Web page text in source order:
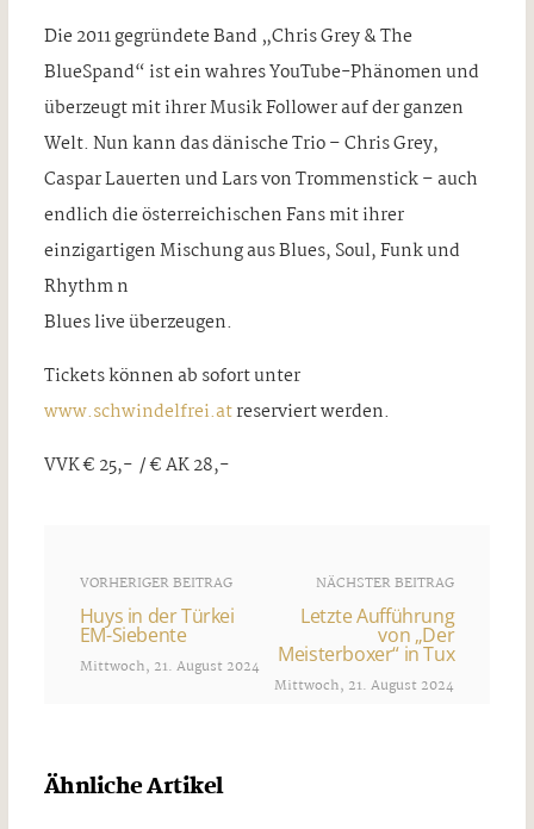
Die 2011 gegründete Band „Chris Grey & The
BlueSpand“ ist ein wahres YouTube-Phänomen und
überzeugt mit ihrer Musik Follower auf der ganzen
Welt. Nun kann das dänische Trio – Chris Grey,
Caspar Lauerten und Lars von Trommenstick – auch
endlich die österreichischen Fans mit ihrer
einzigartigen Mischung aus Blues, Soul, Funk und
Rhythm n
Blues live überzeugen.
Tickets können ab sofort unter
www.schwindelfrei.atreserviert werden.
VVK € 25,- / € AK 28,-
VORHERIGER BEITRAG
Huys in der Türkei
EM-Siebente
Mittwoch, 21. August 2024
NÄCHSTER BEITRAG
Letzte Aufführung
von „Der
Meisterboxer“ in Tux
Mittwoch, 21. August 2024
Ähnliche Artikel